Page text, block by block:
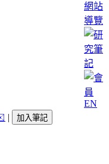
網站
導覽
EN
| 加入筆記